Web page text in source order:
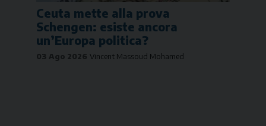
Ceuta mette alla prova
Schengen: esiste ancora
un’Europa politica?
03 Ago 2026 Vincent Massoud Mohamed